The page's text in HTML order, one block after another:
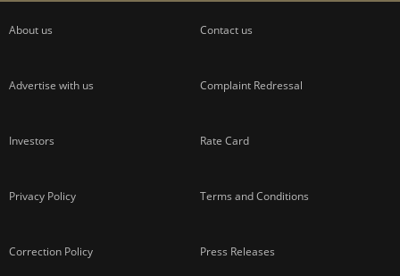
About us Contact us
Advertise with us Complaint Redressal
Investors Rate Card
Privacy Policy Terms and Conditions
Correction Policy Press Releases